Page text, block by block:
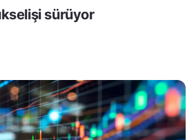
sürüyor